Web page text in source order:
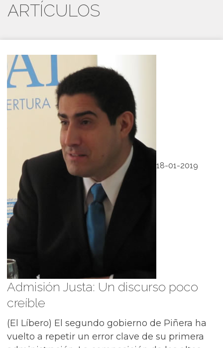
ARTÍCULOS
18-01-2019
Admisión Justa: Un discurso poco
creíble
(El Líbero) El segundo gobierno de Piñera ha
vuelto a repetir un error clave de su primera